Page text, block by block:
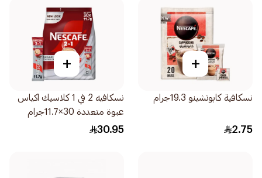
+
نسكافية كابوتشينو 19.3جرام
2.75
+
نسكافيه 2 في 1 كلاسيك اكياس
عبوة متعددة 30×11.7جرام
30.95